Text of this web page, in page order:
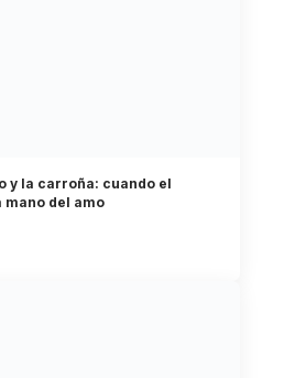
y la carroña: cuando el
del amo